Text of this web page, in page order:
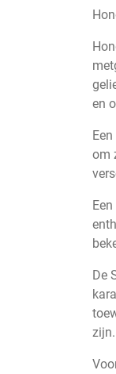
en
om
De
zijn.